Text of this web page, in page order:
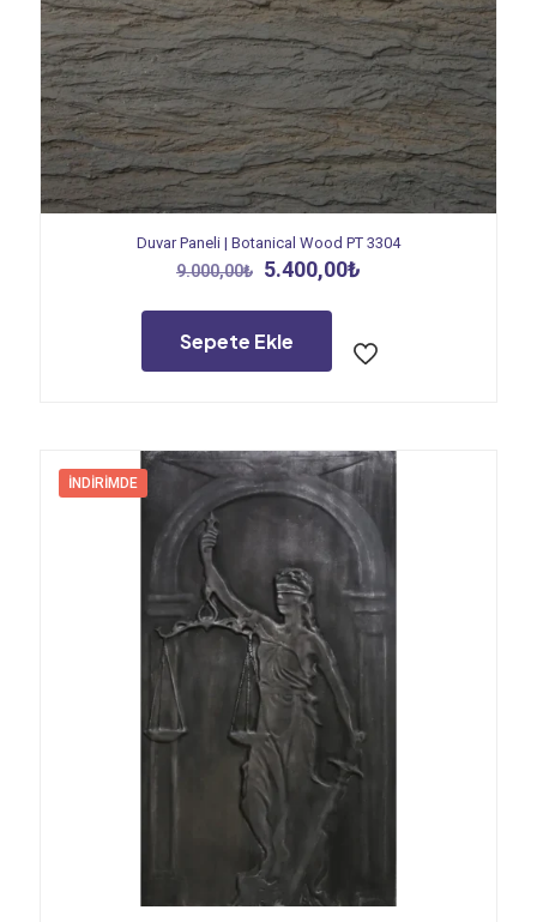
Duvar Paneli | Botanical Wood PT 3304
9.000,00₺ Orijinal
9.000,00₺.
5.400,00₺
Sepete Ekle
İNDIRIMDE